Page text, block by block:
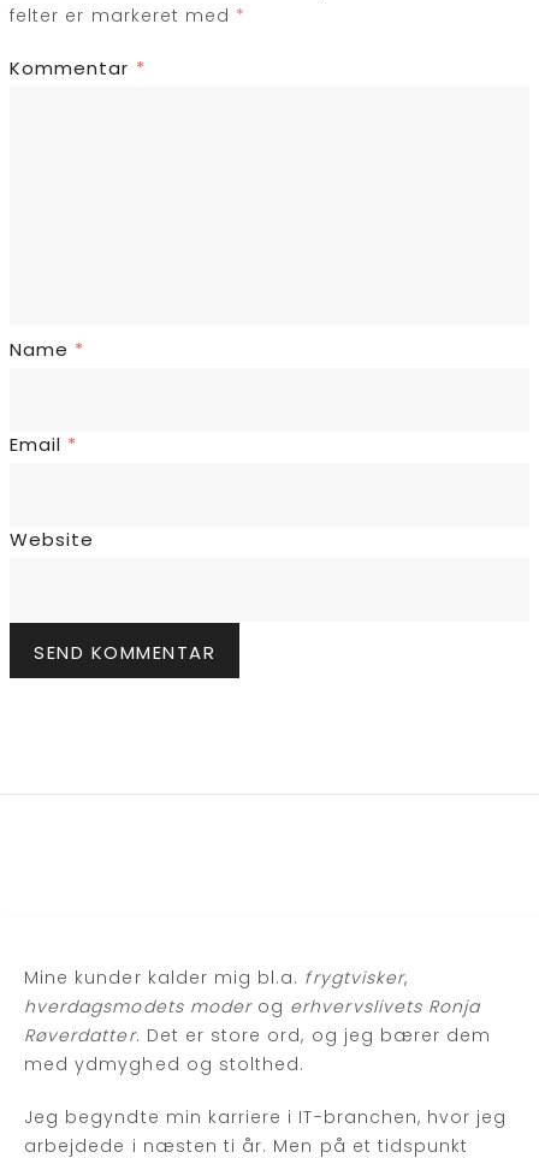
felter er markeret med *
Kommentar *
Name *
Email *
Website
Mine kunder kalder mig bl.a. frygtvisker,
hverdagsmodets moderog erhvervslivets Ronja
Røverdatter. Det er store ord, og jeg bærer dem
med ydmyghed og stolthed.
Jeg begyndte min karriere i IT-branchen, hvor jeg
arbejdede i næsten ti år. Men på et tidspunkt